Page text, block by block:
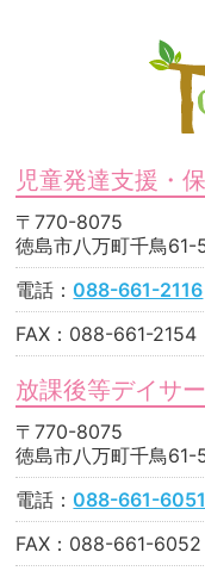
児童発達支援・
〒770-8075
徳島市八万町千鳥61-
電話：088-661-2116
FAX：088-661-2154
放課後等デイサ
〒770-8075
徳島市八万町千鳥61-
電話：088-661-6051
FAX：088-661-6052